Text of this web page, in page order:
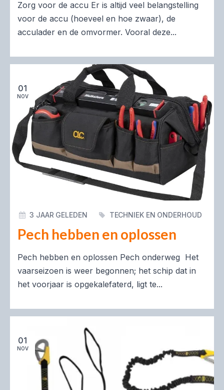
Zorg voor de accu Er is altijd veel belangstelling
voor de accu (hoeveel en hoe zwaar), de
acculader en de omvor­mer. Vooral deze...
01
NOV
Pech hebben en oplossen
3 JAAR GELEDEN TECHNIEK EN ONDERHOUD
Pech hebben en oplossen Pech onderweg Het
vaarseizoen is weer begonnen; het schip dat in
het voorjaar is opge­kalefaterd, ligt te...
01
NOV